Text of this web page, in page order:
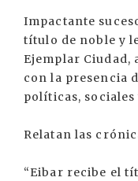
Impactante
título de noble y
Ejemplar Ciudad,
con la presencia
políticas,
Relatan las
“Eibar recibe el